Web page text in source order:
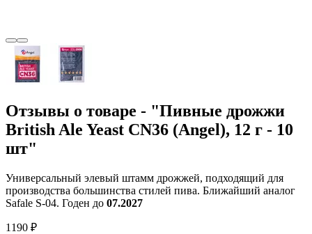
Отзывы о товаре - "Пивные дрожжи
British Ale Yeast CN36 (Angel), 12 г - 10
шт"
Универсальный элевый штамм дрожжей, подходящий для
производства большинства стилей пива. Ближайший аналог
Safale S-04. Годен до 07.2027
1190 ₽